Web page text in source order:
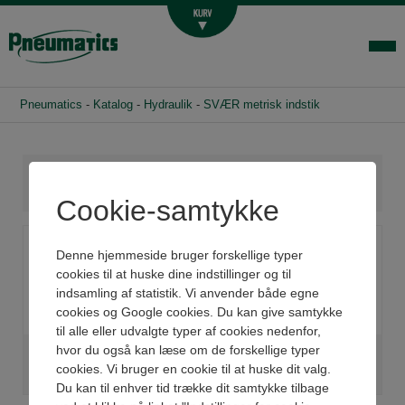
Fittings og slange
Login-infocenter
Pneumatics - Katalog - Hydraulik - SVÆR metrisk indstik
HAN - LIGE MED UDV.
GEVIND
HUN - LIGE MED
OMLØBER
Cookie-samtykke
Denne hjemmeside bruger forskellige typer
cookies til at huske dine indstillinger og til
indsamling af statistik. Vi anvender både egne
cookies og Google cookies. Du kan give samtykke
til alle eller udvalgte typer af cookies nedenfor,
hvor du også kan læse om de forskellige typer
cookies. Vi bruger en cookie til at huske dit valg.
Du kan til enhver tid trække dit samtykke tilbage